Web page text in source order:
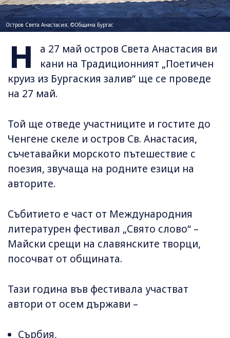
Остров Света Анастасия; ©Община Бургас
Н
а 27 май остров Света Анастасия ви
кани на Традиционният „Поетичен
круиз из Бургаския залив“ ще се проведе
на 27 май.
Той ще отведе участниците и гостите до
Ченгене скеле и остров Св. Анастасия,
съчетавайки морското пътешествие с
поезия, звучаща на родните езици на
авторите.
Събитието е част от Международния
литературен фестивал „Свято слово“ –
Майски срещи на славянските творци,
посочват от общината.
Тази година във фестивала участват
автори от осем държави –
Сърбия,